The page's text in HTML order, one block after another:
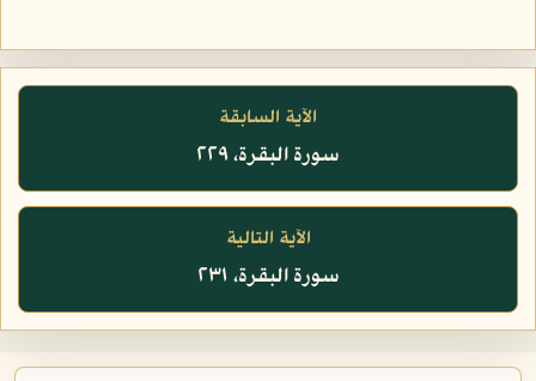
الآية السابقة
سورة البقرة، ٢٢٩
الآية التالية
سورة البقرة، ٢٣١